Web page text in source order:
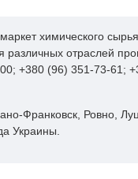
химического
различных отраслей
+380 (96) 351-73-61;
Франковск, Ровно,
Украины.